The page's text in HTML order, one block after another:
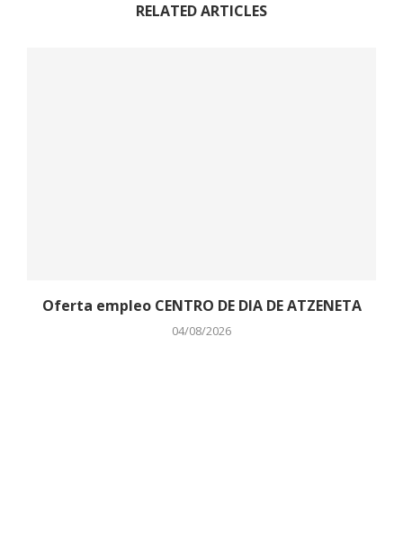
RELATED ARTICLES
Oferta empleo CENTRO DE DIA DE ATZENETA
04/08/2026